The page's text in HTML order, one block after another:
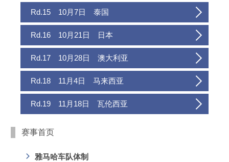
Rd.15 10月7日 泰国
Rd.16 10月21日 日本
Rd.17 10月28日 澳大利亚
Rd.18 11月4日 马来西亚
Rd.19 11月18日 瓦伦西亚
赛事首页
雅马哈车队体制